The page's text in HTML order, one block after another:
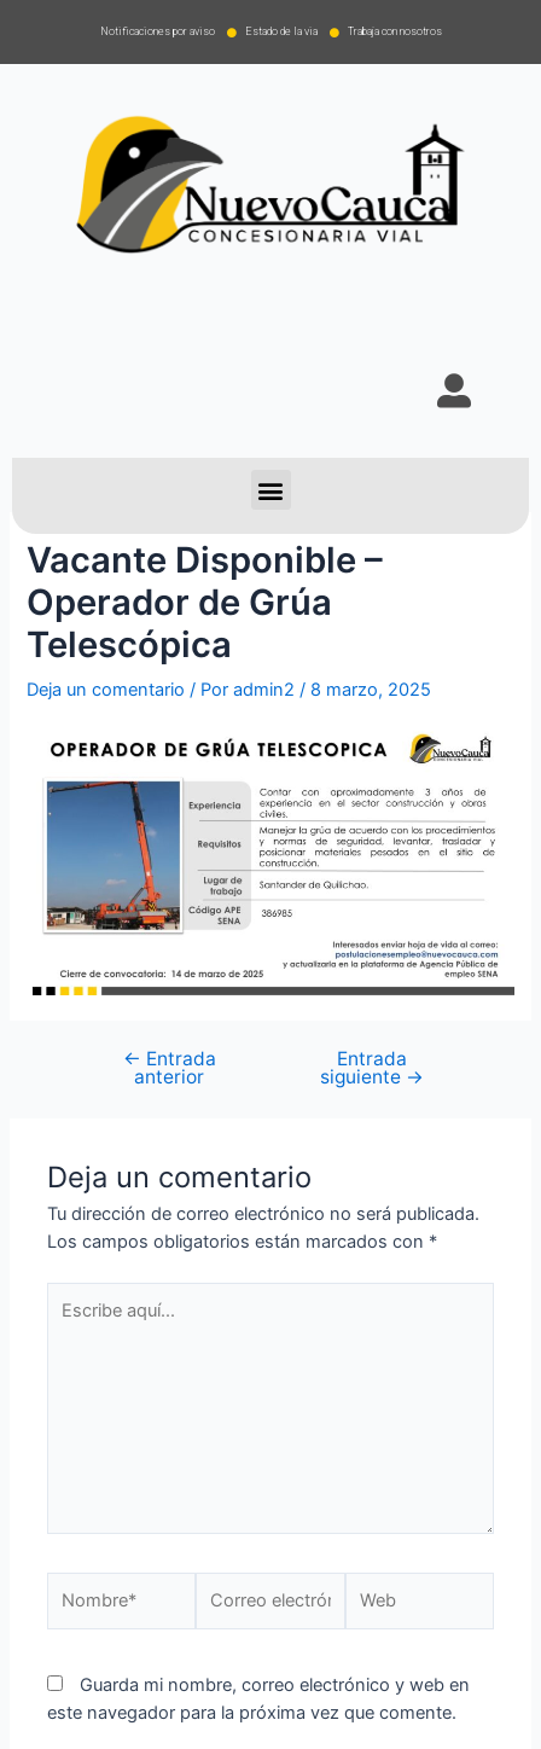
Notificaciones por aviso Estado de la via Trabaja con nosotros
Vacante Disponible –
Operador de Grúa
Telescópica
Deja un comentario / Poradmin2 / 8 marzo, 2025
← Entrada
anterior
Entrada
siguiente →
Deja un comentario
Tu dirección de correo electrónico no será publicada.
Los campos obligatorios están marcados con *
Guarda mi nombre, correo electrónico y web en
este navegador para la próxima vez que comente.